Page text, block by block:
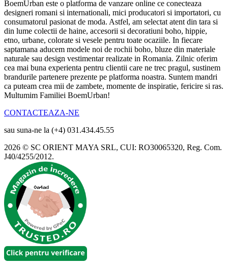
BoemUrban este o platforma de vanzare online ce conecteaza
designeri romani si internationali, mici producatori si importatori, cu
consumatorul pasionat de moda. Astfel, am selectat atent din tara si
din lume colectii de haine, accesorii si decoratiuni boho, hippie,
etno, urbane, colorate si vesele pentru toate ocaziile. In fiecare
saptamana aducem modele noi de rochii boho, bluze din materiale
naturale sau design vestimentar realizate in Romania. Zilnic oferim
cea mai buna experienta pentru clientii care ne trec pragul, sustinem
brandurile partenere prezente pe platforma noastra. Suntem mandri
ca puteam crea mii de zambete, momente de inspiratie, fericire si ras.
Multumim Familiei BoemUrban!
CONTACTEAZA-NE
sau suna-ne la (+4) 031.434.45.55
2026 © SC ORIENT MAYA SRL, CUI: RO30065320, Reg. Com.
J40/4255/2012.